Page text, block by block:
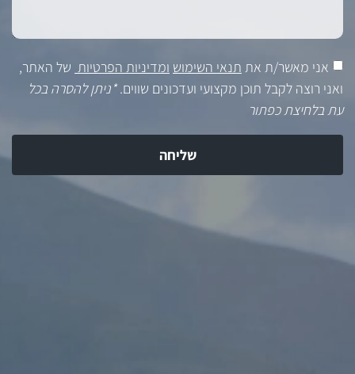
אני מאשר/ת את תנאי השימוש ומדיניות הפרטיות של האתר,
ואני רוצה לקבל תוכן מקצועי ועדכונים שווים.*ניתן להסרה בכל
עת בלחיצת כפתור
שליחה